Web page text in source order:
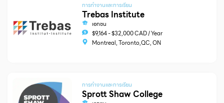
การทำงานและการเรียน
Trebas Institute
เอกชน
$9,164 - $32,000 CAD / Year
Montreal, Toronto,QC, ON
การทำงานและการเรียน
Sprott Shaw College